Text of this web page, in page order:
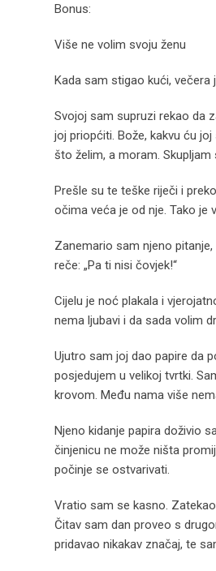
Bonus:
Više ne volim svoju ženu
Kada sam stigao kući, večera
Svojoj sam supruzi rekao da
joj priopćiti. Bože, kakvu ću
što želim, a moram. Skupljam
Prešle su te teške riječi i
očima veća je od nje. Tako je
Zanemario sam njeno
reče: „Pa ti nisi čovjek!“
Cijelu je noć plakala i
nema ljubavi i da sada volim
Ujutro sam joj dao papire da
posjedujem u velikoj tvrtki.
krovom. Među nama više
Njeno kidanje papira doživio
činjenicu ne može ništa
počinje se ostvarivati.
Vratio sam se kasno.
Čitav sam dan proveo s
pridavao nikakav značaj, te